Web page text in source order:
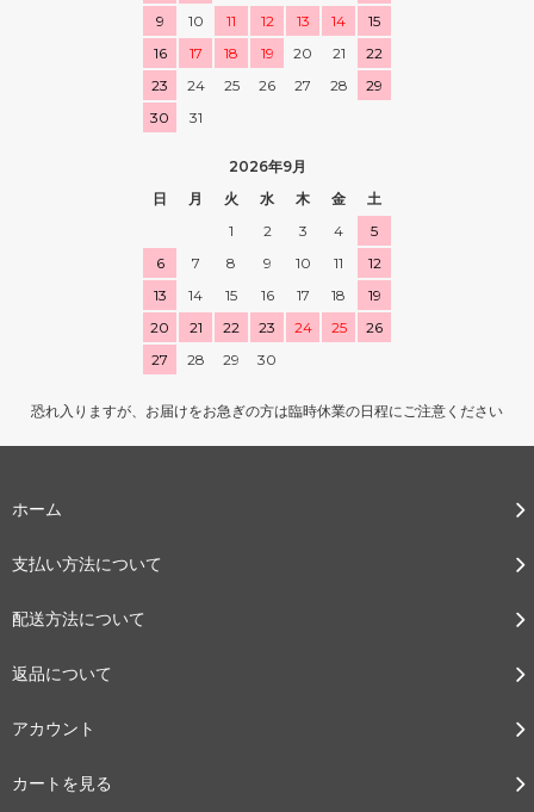
9
10 11 12 13 14
15
16
17 18 19 20 21
22
23
24 25 26 27 28
29
30
31
2026年9月
日
月 火 水 木 金
土
1
2 3 4
5
6
7 8 9 10 11
12
13
14 15 16 17 18
19
20
21 22 23 24 25
26
27
28 29 30
恐れ入りますが、お届けをお急ぎの方は臨時休業の日程にご注意ください
ホーム
支払い方法について
配送方法について
返品について
アカウント
カートを見る